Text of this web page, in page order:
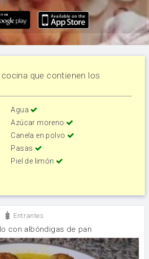
que contienen los
Agua
Azúcar moreno
Canela en polvo
Pasas
Piel de limón
Entrantes
con albóndigas de pan